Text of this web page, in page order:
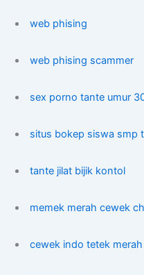
web phising
web phising scammer
sex porno tante umur
situs bokep siswa smp
tante jilat bijik kontol
memek merah cewek
cewek indo tetek